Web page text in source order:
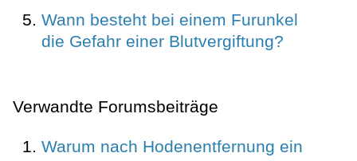
Wann besteht bei einem Furunkel
die Gefahr einer Blutvergiftung?
Verwandte Forumsbeiträge
Warum nach Hodenentfernung ein